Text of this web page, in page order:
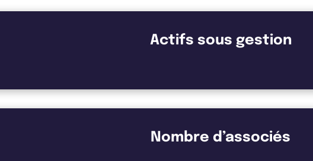
Actifs sous gestion
Nombre d’associés